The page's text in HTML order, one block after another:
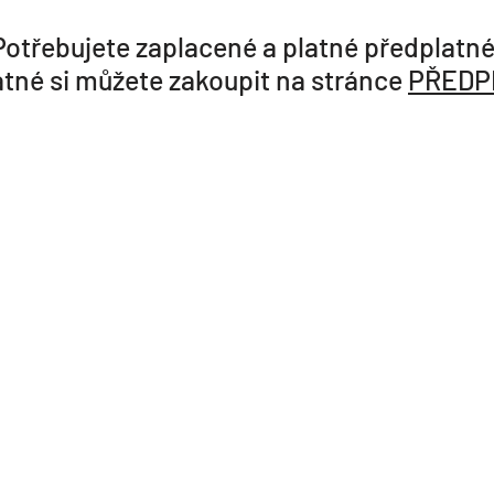
zaplacené a platné
si můžete zakoupit na stránce